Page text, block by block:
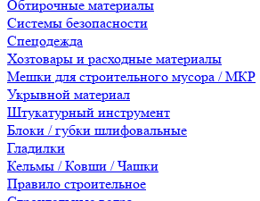
Обтирочные материалы
Системы безопасности
Спецодежда
Хозтовары и расходные материалы
Мешки для строительного мусора / МКР
Укрывной материал
Штукатурный инструмент
Блоки / губки шлифовальные
Гладилки
Кельмы / Ковши / Чашки
Правило строительное